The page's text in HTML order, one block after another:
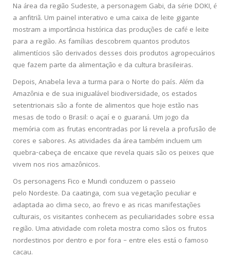
Na área da região Sudeste, a personagem Gabi, da série DOKI, é
a anfitriã. Um painel interativo e uma caixa de leite gigante
mostram a importância histórica das produções de café e leite
para a região. As famílias descobrem quantos produtos
alimentícios são derivados desses dois produtos agropecuários
que fazem parte da alimentação e da cultura brasileiras.
Depois, Anabela leva a turma para o Norte do país. Além da
Amazônia e de sua inigualável biodiversidade, os estados
setentrionais são a fonte de alimentos que hoje estão nas
mesas de todo o Brasil: o açaí e o guaraná. Um jogo da
memória com as frutas encontradas por lá revela a profusão de
cores e sabores. As atividades da área também incluem um
quebra-cabeça de encaixe que revela quais são os peixes que
vivem nos rios amazônicos.
Os personagens Fico e Mundi conduzem o passeio
pelo Nordeste. Da caatinga, com sua vegetação peculiar e
adaptada ao clima seco, ao frevo e as ricas manifestações
culturais, os visitantes conhecem as peculiaridades sobre essa
região. Uma atividade com roleta mostra como sãos os frutos
nordestinos por dentro e por fora – entre eles está o famoso
cacau.